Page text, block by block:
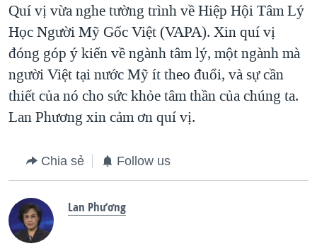
Quí vị vừa nghe tường trình về Hiệp Hội Tâm Lý
Học Người Mỹ Gốc Việt (VAPA). Xin quí vị
đóng góp ý kiến về ngành tâm lý, một ngành mà
người Việt tại nước Mỹ ít theo đuổi, và sự cần
thiết của nó cho sức khỏe tâm thần của chúng ta.
Lan Phương xin cảm ơn quí vị.
Chia sẻ Follow us
Lan Phương